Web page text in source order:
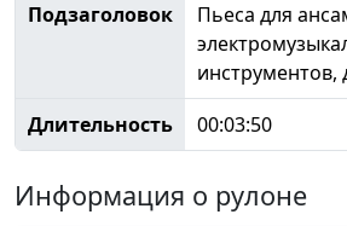
Подзаголовок
Пьеса для
Длительность
00:03:50
Информация о рулоне